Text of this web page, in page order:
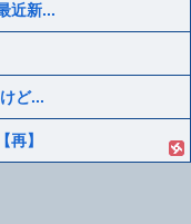
近新...
ど...
再】